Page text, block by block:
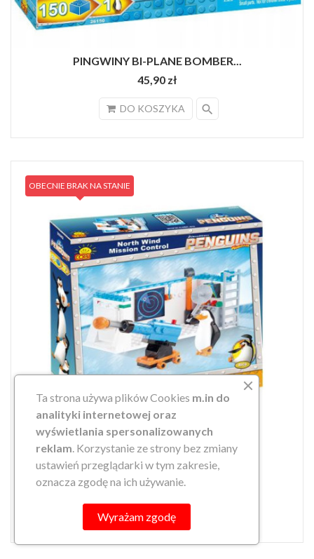
PINGWINY BI-PLANE BOMBER...
45,90 zł
DO KOSZYKA search
PINGWINY NORTH WIND MISSION...
29,90 zł
DO KOSZYKA
OBECNIE BRAK NA STANIE
Ta strona używa plików Cookies m.in do
analityki internetowej oraz
wyświetlania spersonalizowanych
reklam. Korzystanie ze strony bez zmiany
ustawień przeglądarki w tym zakresie,
oznacza zgodę na ich używanie.
Wyrażam zgodę